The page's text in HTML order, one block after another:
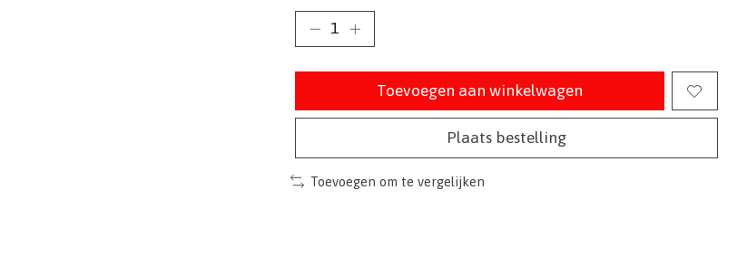
Toevoegen aan winkelwagen
Plaats bestelling
Toevoegen om te vergelijken